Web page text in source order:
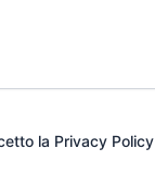
la Privacy Policy